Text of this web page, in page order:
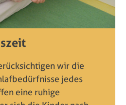
wir die
jedes
eine ruhige